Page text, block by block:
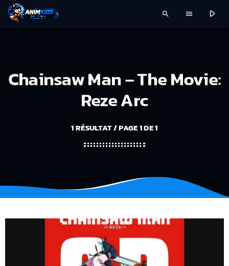
search menu play_arrow
Chainsaw Man – The Movie:
Reze Arc
1 RÉSULTAT / PAGE 1 DE 1